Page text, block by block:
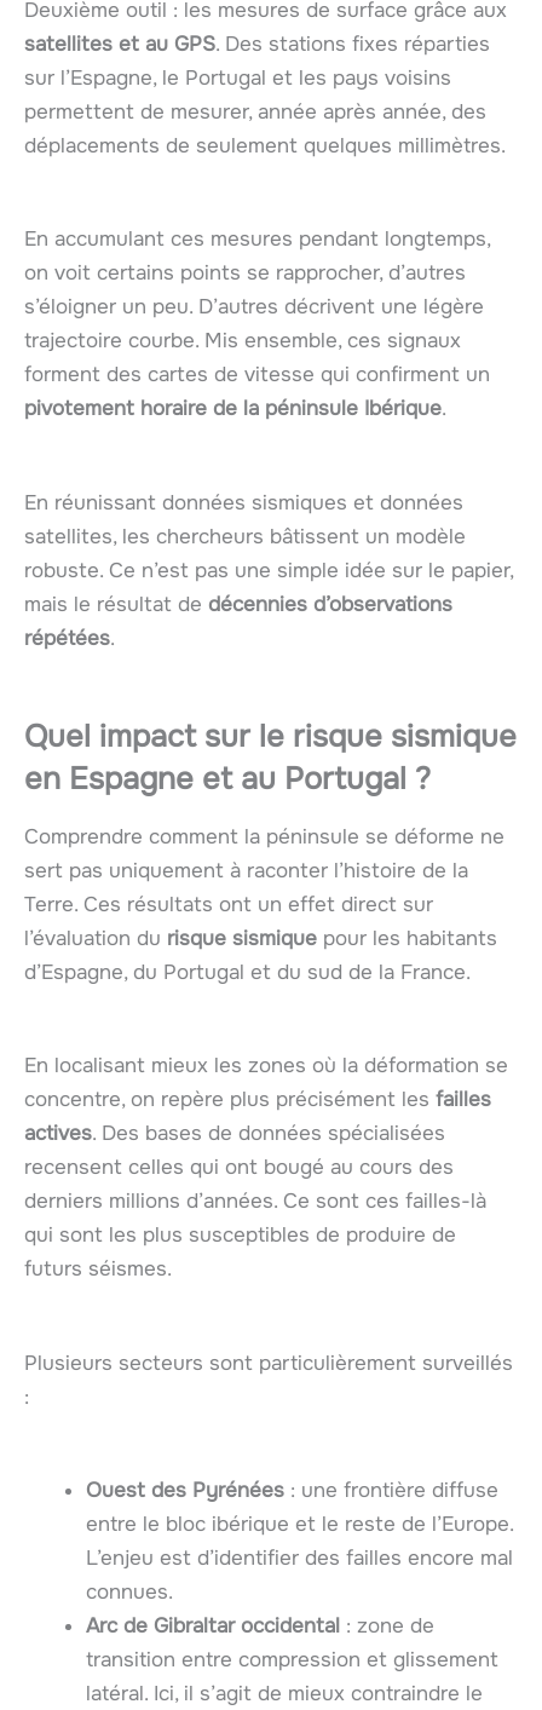
Deuxième outil : les mesures de surface grâce aux
satellites et au GPS. Des stations fixes réparties
sur l’Espagne, le Portugal et les pays voisins
permettent de mesurer, année après année, des
déplacements de seulement quelques millimètres.
En accumulant ces mesures pendant longtemps,
on voit certains points se rapprocher, d’autres
s’éloigner un peu. D’autres décrivent une légère
trajectoire courbe. Mis ensemble, ces signaux
forment des cartes de vitesse qui confirment un
pivotement horaire de la péninsule Ibérique.
En réunissant données sismiques et données
satellites, les chercheurs bâtissent un modèle
robuste. Ce n’est pas une simple idée sur le papier,
mais le résultat de décennies d’observations
répétées.
Quel impact sur le risque sismique
en Espagne et au Portugal ?
Comprendre comment la péninsule se déforme ne
sert pas uniquement à raconter l’histoire de la
Terre. Ces résultats ont un effet direct sur
l’évaluation du risque sismique pour les habitants
d’Espagne, du Portugal et du sud de la France.
En localisant mieux les zones où la déformation se
concentre, on repère plus précisément les failles
actives. Des bases de données spécialisées
recensent celles qui ont bougé au cours des
derniers millions d’années. Ce sont ces failles-là
qui sont les plus susceptibles de produire de
futurs séismes.
Plusieurs secteurs sont particulièrement surveillés
:
Ouest des Pyrénées : une frontière diffuse
entre le bloc ibérique et le reste de l’Europe.
L’enjeu est d’identifier des failles encore mal
connues.
Arc de Gibraltar occidental : zone de
transition entre compression et glissement
latéral. Ici, il s’agit de mieux contraindre le